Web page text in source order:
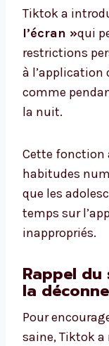
Tiktok a
l’écran »qui
restrictions
à l’application
comme
la nuit.
Cette fonction
habitudes
que les
temps sur
inappropriés.
Rappel
la
Pour
saine, Tiktok